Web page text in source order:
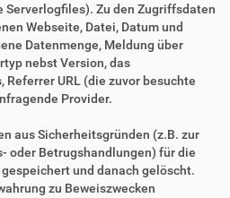
Serverlogfiles). Zu den Zugriffsdaten
Webseite, Datei, Datum und
Datenmenge, Meldung über
nebst Version, das
Referrer URL (die zuvor besuchte
Provider.
aus Sicherheitsgründen (z.B. zur
oder Betrugshandlungen) für die
und danach gelöscht.
zu Beweiszwecken